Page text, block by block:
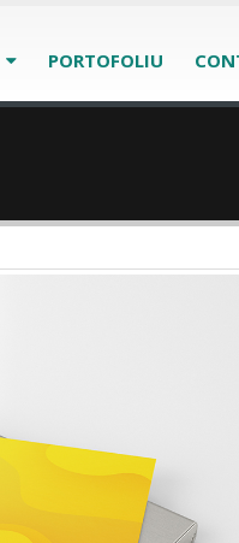
PORTOFOLIU